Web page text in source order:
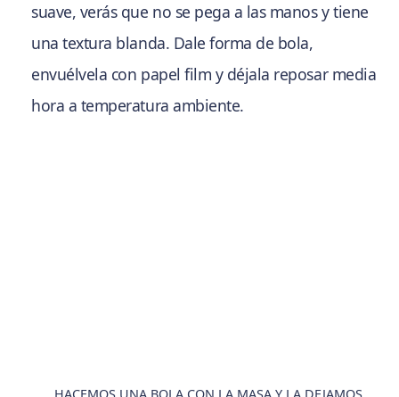
suave, verás que no se pega a las manos y tiene
una textura blanda. Dale forma de bola,
envuélvela con papel film y déjala reposar media
hora a temperatura ambiente.
HACEMOS UNA BOLA CON LA MASA Y LA DEJAMOS